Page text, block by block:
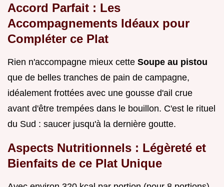
Accord Parfait : Les
Accompagnements Idéaux pour
Compléter ce Plat
Rien n'accompagne mieux cette Soupe au pistou
que de belles tranches de pain de campagne,
idéalement frottées avec une gousse d'ail crue
avant d'être trempées dans le bouillon. C'est le rituel
du Sud : saucer jusqu'à la dernière goutte.
Aspects Nutritionnels : Légèreté et
Bienfaits de ce Plat Unique